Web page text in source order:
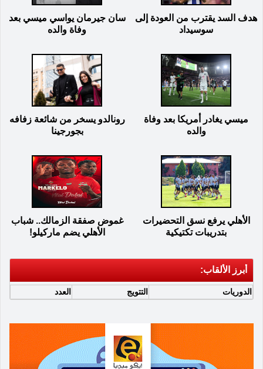
هدف السد يقترب من العودة إلى
سوسيداد
سان جيرمان يواسي ميسي بعد
وفاة والده
ميسي يغادر أمريكا بعد وفاة
والده
رونالدو يسخر من شائعة زفافه
بجورجينا
الأهلي يرفع نسق التحضيرات
بتدريبات تكتيكية
غموض صفقة الزمالك.. شباب
الأهلي يضم ماركيلو!
أبرز الألقاب:
الدوريات التتويج العدد